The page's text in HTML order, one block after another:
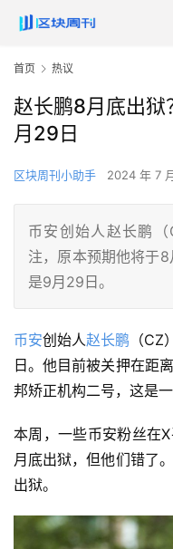
首页 热议
赵长鹏8月底出
月29日
区块周刊小助手 2024 年 7
币安创始人赵长鹏
注，原本预期他将于
是9月29日。
币安创始人赵长鹏 （
日。他目前被关押在距
邦矫正机构二号，这是
本周，一些币安粉丝在
月底出狱，但他们错了
出狱。